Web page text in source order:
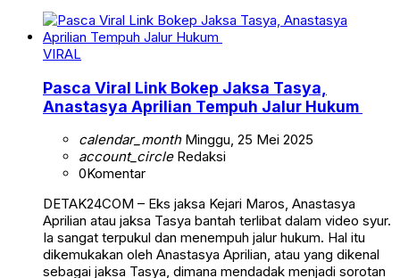
VIRAL
Pasca Viral Link Bokep Jaksa Tasya,
Anastasya Aprilian Tempuh Jalur Hukum
calendar_monthMinggu, 25 Mei 2025
account_circleRedaksi
0Komentar
DETAK24COM – Eks jaksa Kejari Maros, Anastasya
Aprilian atau jaksa Tasya bantah terlibat dalam video syur.
Ia sangat terpukul dan menempuh jalur hukum. Hal itu
dikemukakan oleh Anastasya Aprilian, atau yang dikenal
sebagai jaksa Tasya, dimana mendadak menjadi sorotan